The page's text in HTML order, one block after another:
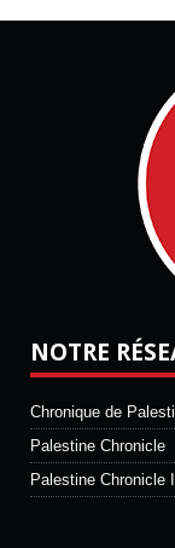
NOTRE
Chronique de
Palestine Chronicle
Palestine Chronicle